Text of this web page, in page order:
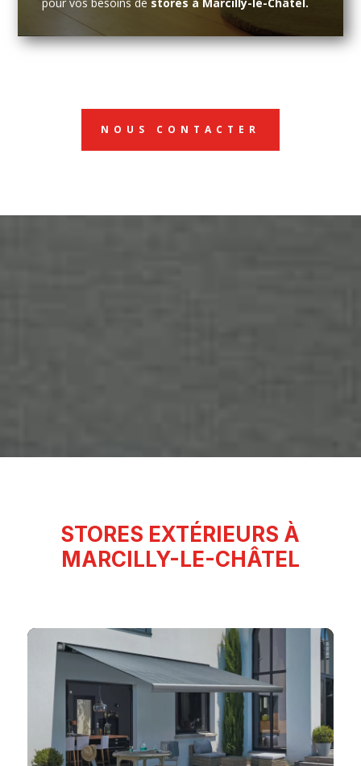
NOUS CONTACTER
STORES EXTÉRIEURS À
MARCILLY-LE-CHÂTEL